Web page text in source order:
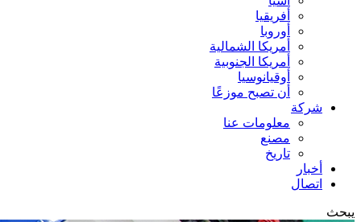
أفريقيا
أوروبا
أمريكا الشمالية
أمريكا الجنوبية
أوقيانوسيا
أن تصبح موزعًا
شركة
معلومات عنا
مصنع
تاريخ
أخبار
اتصال
يبحث